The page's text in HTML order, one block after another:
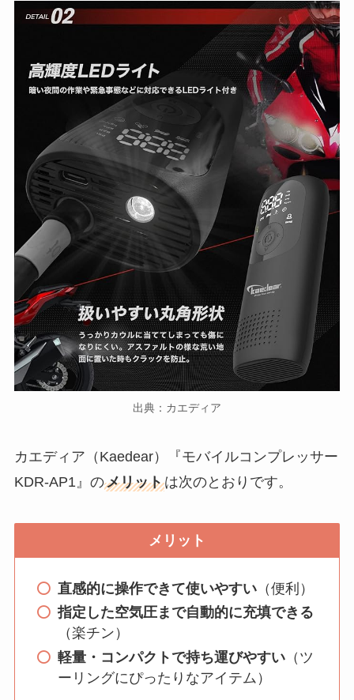
出典：カエディア
カエディア（Kaedear）『モバイルコンプレッサー
KDR-AP1』のメリットは次のとおりです。
メリット
直感的に操作できて使いやすい（便利）
指定した空気圧まで自動的に充填できる
（楽チン）
軽量・コンパクトで持ち運びやすい（ツ
ーリングにぴったりなアイテム）